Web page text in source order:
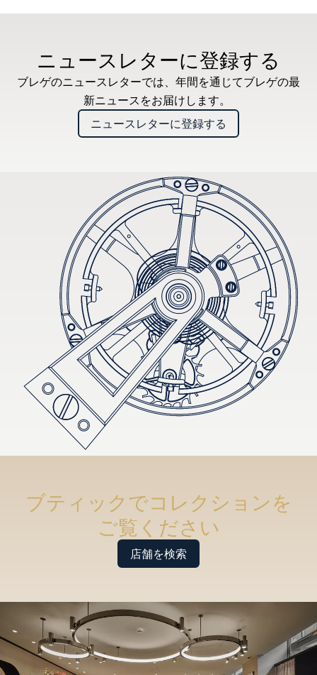
ニュースレターに登録する
ブレゲのニュースレターでは、年間を通じてブレゲの最
新ニュースをお届けします。
ニュースレターに登録する
ブティックでコレクションを
ご覧ください
店舗を検索